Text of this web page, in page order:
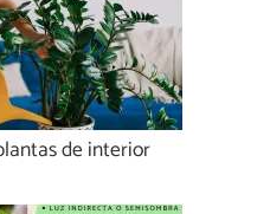
de interior